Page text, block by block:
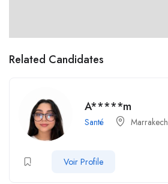
Related Candidates
A*****m
Santé Marrakech
Voir Profile